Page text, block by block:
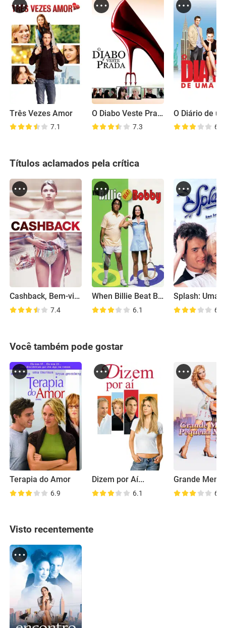
Três Vezes Amor
7.1
O Diabo Veste Prada
7.3 6.7
Títulos aclamados pela crítica
Cashback, Bem-vindo ao Turno da Noite
7.4
When Billie Beat Bobby
6.1 6.4
Você também pode gostar
Terapia do Amor
6.9
Dizem por Aí...
6.1 6.8
Visto recentemente